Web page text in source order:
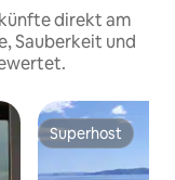
direkt am
Sauberkeit und
Superhost
Superhost